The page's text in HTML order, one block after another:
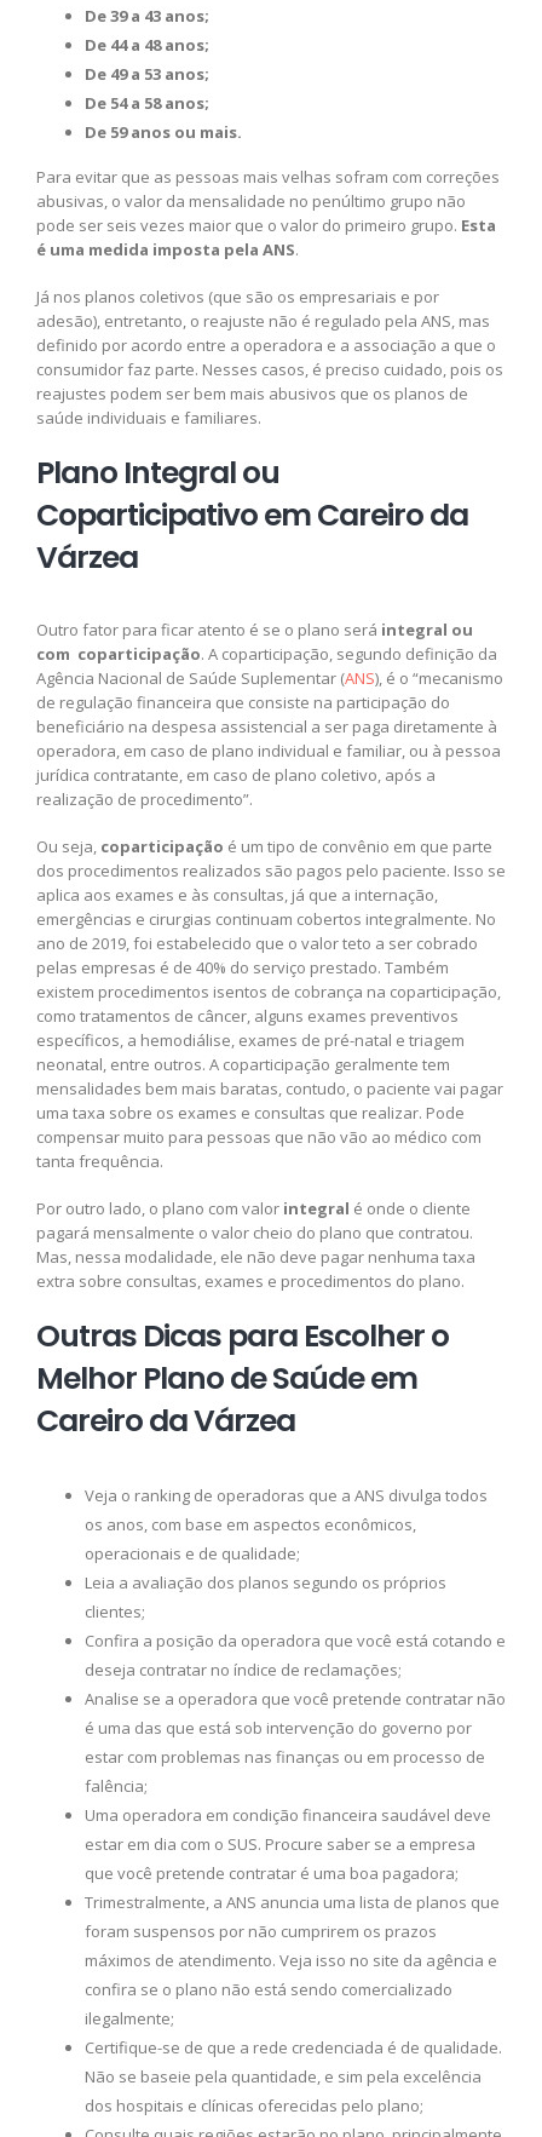
De 39 a 43 anos;
De 44 a 48 anos;
De 49 a 53 anos;
De 54 a 58 anos;
De 59 anos ou mais.
Para evitar que as pessoas mais velhas sofram com correções
abusivas, o valor da mensalidade no penúltimo grupo não
pode ser seis vezes maior que o valor do primeiro grupo. Esta
é uma medida imposta pela ANS.
Já nos planos coletivos (que são os empresariais e por
adesão), entretanto, o reajuste não é regulado pela ANS, mas
definido por acordo entre a operadora e a associação a que o
consumidor faz parte. Nesses casos, é preciso cuidado, pois os
reajustes podem ser bem mais abusivos que os planos de
saúde individuais e familiares.
Plano Integral ou
Coparticipativo em Careiro da
Várzea
Outro fator para ficar atento é se o plano será integral ou
com coparticipação. A coparticipação, segundo definição da
Agência Nacional de Saúde Suplementar (ANS), é o “mecanismo
de regulação financeira que consiste na participação do
beneficiário na despesa assistencial a ser paga diretamente à
operadora, em caso de plano individual e familiar, ou à pessoa
jurídica contratante, em caso de plano coletivo, após a
realização de procedimento”.
Ou seja, coparticipação é um tipo de convênio em que parte
dos procedimentos realizados são pagos pelo paciente. Isso se
aplica aos exames e às consultas, já que a internação,
emergências e cirurgias continuam cobertos integralmente. No
ano de 2019, foi estabelecido que o valor teto a ser cobrado
pelas empresas é de 40% do serviço prestado. Também
existem procedimentos isentos de cobrança na coparticipação,
como tratamentos de câncer, alguns exames preventivos
específicos, a hemodiálise, exames de pré-natal e triagem
neonatal, entre outros. A coparticipação geralmente tem
mensalidades bem mais baratas, contudo, o paciente vai pagar
uma taxa sobre os exames e consultas que realizar. Pode
compensar muito para pessoas que não vão ao médico com
tanta frequência.
Por outro lado, o plano com valor integral é onde o cliente
pagará mensalmente o valor cheio do plano que contratou.
Mas, nessa modalidade, ele não deve pagar nenhuma taxa
extra sobre consultas, exames e procedimentos do plano.
Outras Dicas para Escolher o
Melhor Plano de Saúde em
Careiro da Várzea
Veja o ranking de operadoras que a ANS divulga todos
os anos, com base em aspectos econômicos,
operacionais e de qualidade;
Leia a avaliação dos planos segundo os próprios
clientes;
Confira a posição da operadora que você está cotando e
deseja contratar no índice de reclamações;
Analise se a operadora que você pretende contratar não
é uma das que está sob intervenção do governo por
estar com problemas nas finanças ou em processo de
falência;
Uma operadora em condição financeira saudável deve
estar em dia com o SUS. Procure saber se a empresa
que você pretende contratar é uma boa pagadora;
Trimestralmente, a ANS anuncia uma lista de planos que
foram suspensos por não cumprirem os prazos
máximos de atendimento. Veja isso no site da agência e
confira se o plano não está sendo comercializado
ilegalmente;
Certifique-se de que a rede credenciada é de qualidade.
Não se baseie pela quantidade, e sim pela excelência
dos hospitais e clínicas oferecidas pelo plano;